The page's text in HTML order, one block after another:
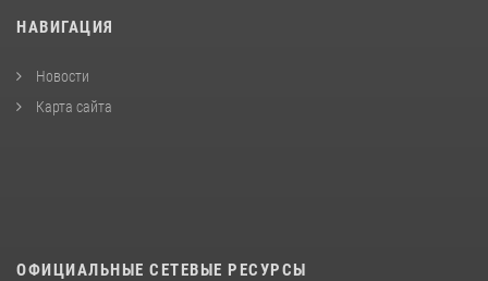
НАВИГАЦИЯ
Новости
Карта сайта
ОФИЦИАЛЬНЫЕ СЕТЕВЫЕ РЕСУРСЫ